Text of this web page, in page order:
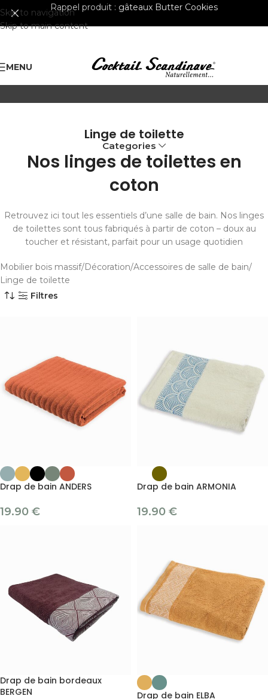
Skip to navigation
Skip to main content
Rappel produit : gâteaux Butter Cookies
MENU
Linge de toilette
Categories
Nos linges de toilettes en
coton
Retrouvez ici tout les essentiels d’une salle de bain. Nos linges
de toilettes sont tous fabriqués à partir de coton – doux au
toucher et résistant, parfait pour un usage quotidien
Mobilier bois massif Décoration Accessoires de salle de bain
Linge de toilette
Filtres
Drap de bain ANDERS
19.90 €
Drap de bain ARMONIA
19.90 €
Drap de bain bordeaux
BERGEN
Drap de bain ELBA